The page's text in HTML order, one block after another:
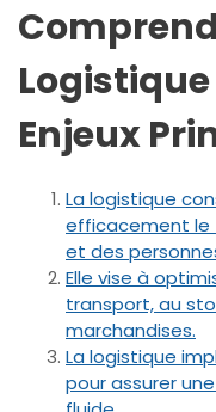
Enjeux
La logistique
efficacement le
et des
Elle vise à
transport, au
marchandises.
La logistique
pour assurer